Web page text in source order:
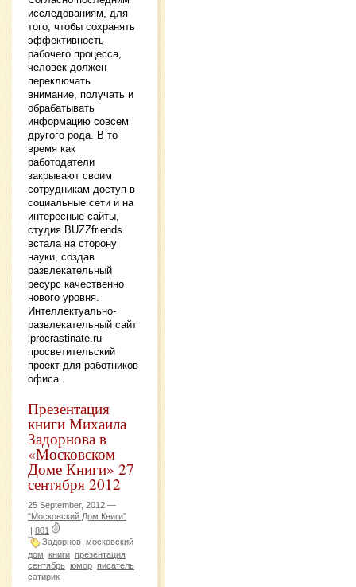
исследованиям, для
того, чтобы сохранять
эффективность
рабочего процесса,
человек должен
переключать
внимание, получать и
обрабатывать
информацию совсем
другого рода. В то
время как
работодатели
закрывают своим
сотрудникам доступ в
социальные сети и на
интересные сайты,
студия BUZZfriends
встала на сторону
науки, создав
развлекательный
ресурс качественно
нового уровня.
Интеллектуально-
развлекательный сайт
iprocrastinate.ru -
просветительский
проект для работников
офиса.
Презентация
книги Михаила
Задорнова в
«Московском
Доме Книги» 27
сентября 2012
25 September, 2012 —
"Московский Дом Книги"
| 801
Задорнов московский
дом книги презентация
сентябрь юмор писатель
сатирик